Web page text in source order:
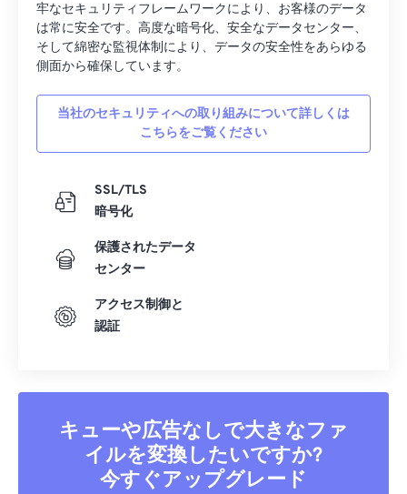
牢なセキュリティフレームワークにより、お客様のデータ
は常に安全です。高度な暗号化、安全なデータセンター、
そして綿密な監視体制により、データの安全性をあらゆる
側面から確保しています。
当社のセキュリティへの取り組みについて詳しくは
こちらをご覧ください
SSL/TLS
暗号化
保護されたデータ
センター
アクセス制御と
認証
キューや広告なしで大きなファ
イルを変換したいですか?
今すぐアップグレード